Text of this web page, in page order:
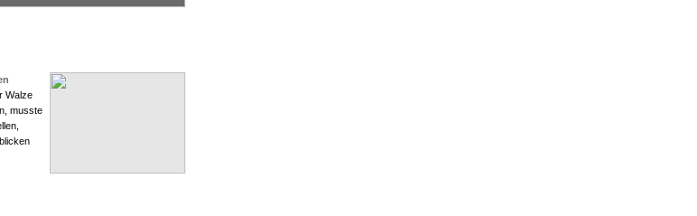
Walze
musste
blicken